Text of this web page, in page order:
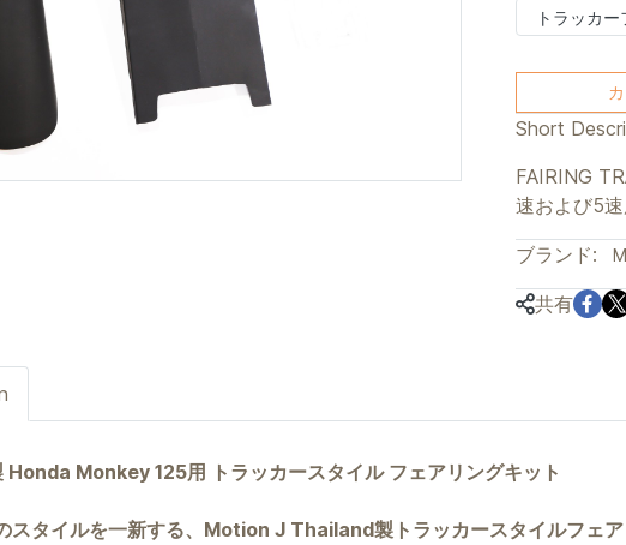
トラッカ
Short
FAIRING
速および5
ブランド:
共有
Monkey 125用 トラッカースタイル フェアリングキット
タイルを一新する、Motion J Thailand製トラッカースタイルフェ